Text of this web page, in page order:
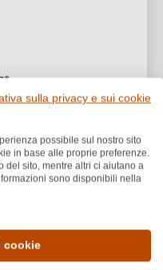
*
L)
Jour de Fruit
AOP BIO
sulla privacy e sui cookie
possibile sul nostro sito
in base alle proprie preferenze.
del sito, mentre altri ci aiutano a
sono disponibili nella
cookie